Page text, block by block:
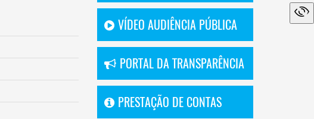
VÍDEO AUDIÊNCIA PÚBLICA
PORTAL DA TRANSPARÊNCIA
PRESTAÇÃO DE CONTAS